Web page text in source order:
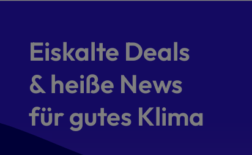
Eiskalte Deals
& heiße News
für gutes Klima